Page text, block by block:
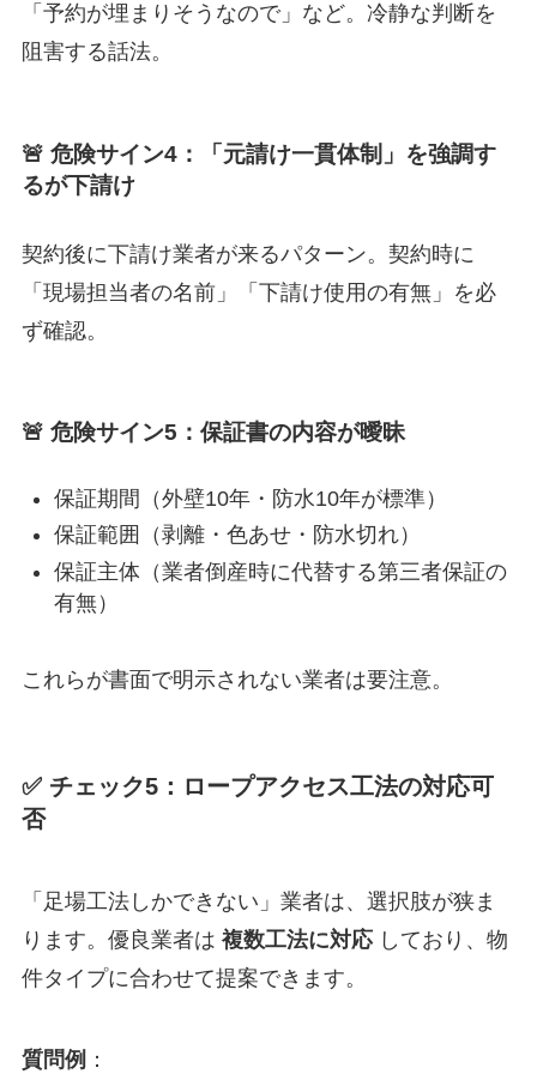
「予約が埋まりそうなので」など。冷静な判断を
阻害する話法。
🚨 危険サイン4：「元請け一貫体制」を強調す
るが下請け
契約後に下請け業者が来るパターン。契約時に
「現場担当者の名前」「下請け使用の有無」を必
ず確認。
🚨 危険サイン5：保証書の内容が曖昧
保証期間（外壁10年・防水10年が標準）
保証範囲（剥離・色あせ・防水切れ）
保証主体（業者倒産時に代替する第三者保証の
有無）
これらが書面で明示されない業者は要注意。
✅ チェック5：ロープアクセス工法の対応可
否
「足場工法しかできない」業者は、選択肢が狭ま
ります。優良業者は 複数工法に対応しており、物
件タイプに合わせて提案できます。
質問例 ：